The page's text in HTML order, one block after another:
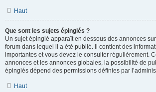
Haut
Que sont les sujets épinglés ?
Un sujet épinglé apparaît en dessous des annonces
forum dans lequel il a été publié. il contient des
importantes et vous devez le consulter régulièrement.
annonces et les annonces globales, la possibilité de
épinglés dépend des permissions définies par
Haut